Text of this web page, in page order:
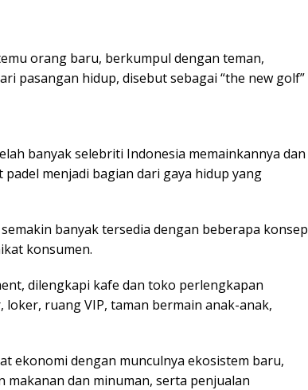
orang baru, berkumpul dengan teman,
pasangan hidup, disebut sebagai “the new golf”
banyak selebriti Indonesia memainkannya dan
menjadi bagian dari gaya hidup yang
banyak tersedia dengan beberapa konsep
konsumen.
dilengkapi kafe dan toko perlengkapan
ruang VIP, taman bermain anak-anak,
ekonomi dengan munculnya ekosistem baru,
dan minuman, serta penjualan